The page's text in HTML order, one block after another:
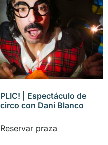
PLIC! | Espectáculo de
circo con Dani Blanco
Reservar praza